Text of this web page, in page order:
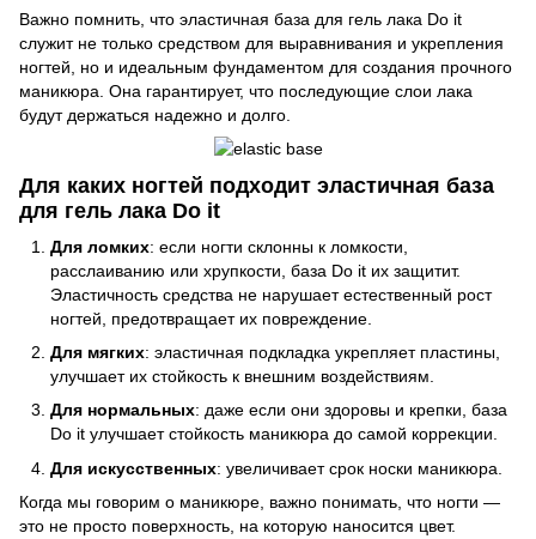
Важно помнить, что эластичная база для гель лака Do it
служит не только средством для выравнивания и укрепления
ногтей, но и идеальным фундаментом для создания прочного
маникюра. Она гарантирует, что последующие слои лака
будут держаться надежно и долго.
Для каких ногтей подходит эластичная база
для гель лака Do it
Для ломких: если ногти склонны к ломкости,
расслаиванию или хрупкости, база Do it их защитит.
Эластичность средства не нарушает естественный рост
ногтей, предотвращает их повреждение.
Для мягких: эластичная подкладка укрепляет пластины,
улучшает их стойкость к внешним воздействиям.
Для нормальных: даже если они здоровы и крепки, база
Do it улучшает стойкость маникюра до самой коррекции.
Для искусственных: увеличивает срок носки маникюра.
Когда мы говорим о маникюре, важно понимать, что ногти —
это не просто поверхность, на которую наносится цвет.